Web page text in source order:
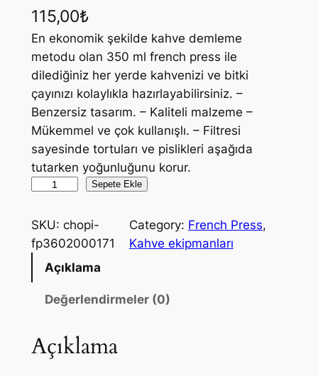
115,00₺
En ekonomik şekilde kahve demleme
metodu olan 350 ml french press ile
dilediğiniz her yerde kahvenizi ve bitki
çayınızı kolaylıkla hazırlayabilirsiniz. –
Benzersiz tasarım. – Kaliteli malzeme –
Mükemmel ve çok kullanışlı. – Filtresi
sayesinde tortuları ve pislikleri aşağıda
tutarken yoğunluğunu korur.
e
n
s
Sepete Ekle
SKU: chopi-
fp3602000171
Category: French Press
Kahve ekipmanları
Açıklama
Değerlendirmeler (0)
Açıklama